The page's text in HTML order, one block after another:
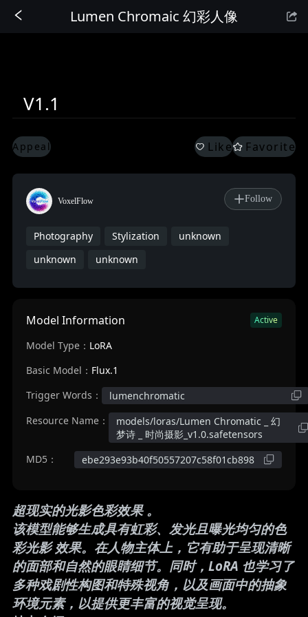
Lumen Chromaic 幻彩人像
V1.1
Appeal Like Favorite
VoxelFlow Follow
Photography Stylization
unknown
unknown
unknown
Model Information Active
Model Type： LoRA
Basic Model： Flux.1
Trigger Words：
lumenchromatic
Resource Name：
models/loras/Lumen Chromatic _ 幻
梦诗 _ 时尚摄影_v1.0.safetensors
MD5：
ebe293e93b40f50557207c58f01cb898
超现实的光影色彩效果 。
该模型能够生成具有虹彩、发光且曝光均匀的色
彩光影 效果。在人物主体上，它有助于呈现清晰
的面部和自然的眼睛细节。同时，LoRA 也学习了
多种戏剧性构图和特殊视角，以及画面中的抽象
环境元素，以提供更丰富的视觉呈现。